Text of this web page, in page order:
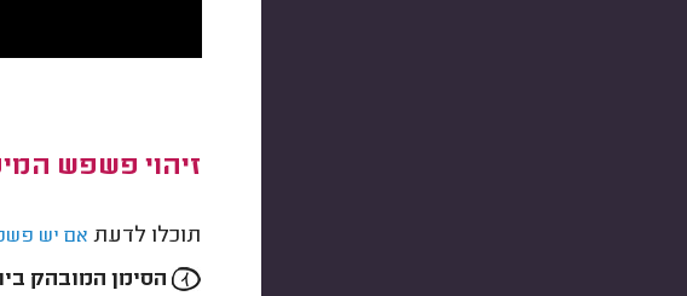
זיהוי פשפש
תוכלו לדעת אם יש
הסימן המובהק